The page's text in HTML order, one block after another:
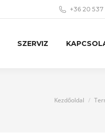
+36 20 537
SZERVIZ
You are here:
Kezdőoldal